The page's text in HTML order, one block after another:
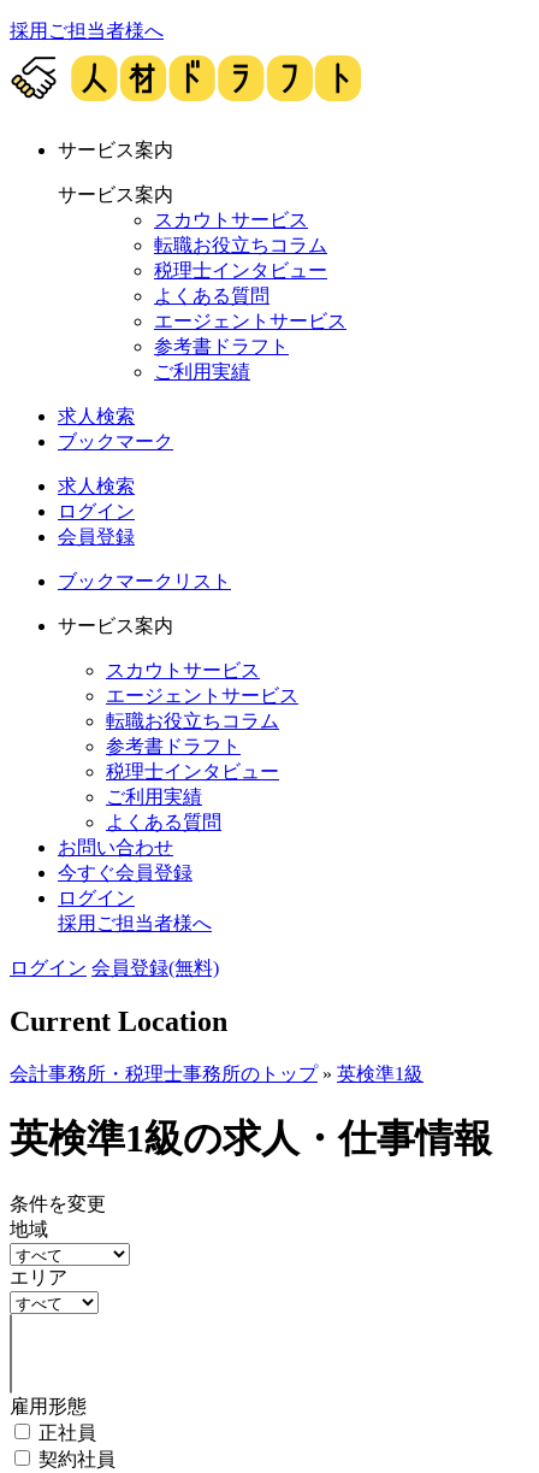
採用ご担当者様へ
サービス案内
サービス案内
スカウトサービス
転職お役立ちコラム
税理士インタビュー
よくある質問
エージェントサービス
参考書ドラフト
ご利用実績
求人検索
ブックマーク
求人検索
ログイン
会員登録
ブックマークリスト
サービス案内
スカウトサービス
エージェントサービス
転職お役立ちコラム
参考書ドラフト
税理士インタビュー
ご利用実績
よくある質問
お問い合わせ
今すぐ会員登録
ログイン
採用ご担当者様へ
ログイン 会員登録(無料)
Current Location
会計事務所・税理士事務所のトップ» 英検準1級
英検準1級の求人・仕事情報
条件を変更
地域
エリア
雇用形態
正社員
契約社員